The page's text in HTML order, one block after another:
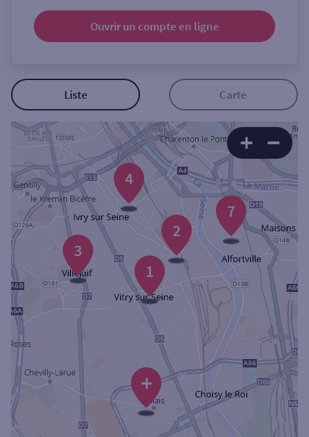
Ouverte le samedi
Coffre-fort
Autour de moi
ou
Ville / Code postal
Rue
Rechercher
Ouvrir un compte en ligne
Liste Carte
7
+
4
3
2
1